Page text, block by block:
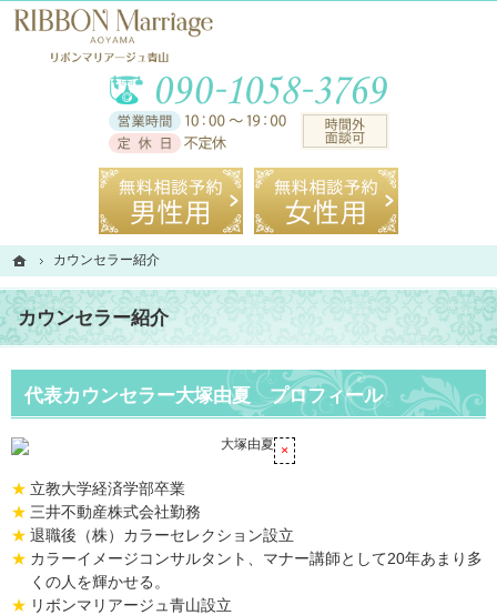
ホーム
カウンセラー紹介
カウンセラー紹介
トータルサポートできる相談所。青山の結婚相談所なら当相談所へ。
青山の結婚相談所ならステキな相手がみつかるリボンマリアージュ青山
代表カウンセラー大塚由夏 プロフィール
立教大学経済学部卒業
三井不動産株式会社勤務
退職後（株）カラーセレクション設立
カラーイメージコンサルタント、マナー講師として20年あまり多
くの人を輝かせる。
リボンマリアージュ青山設立
無料相談予約男性用
ホーム
カウンセラー紹介